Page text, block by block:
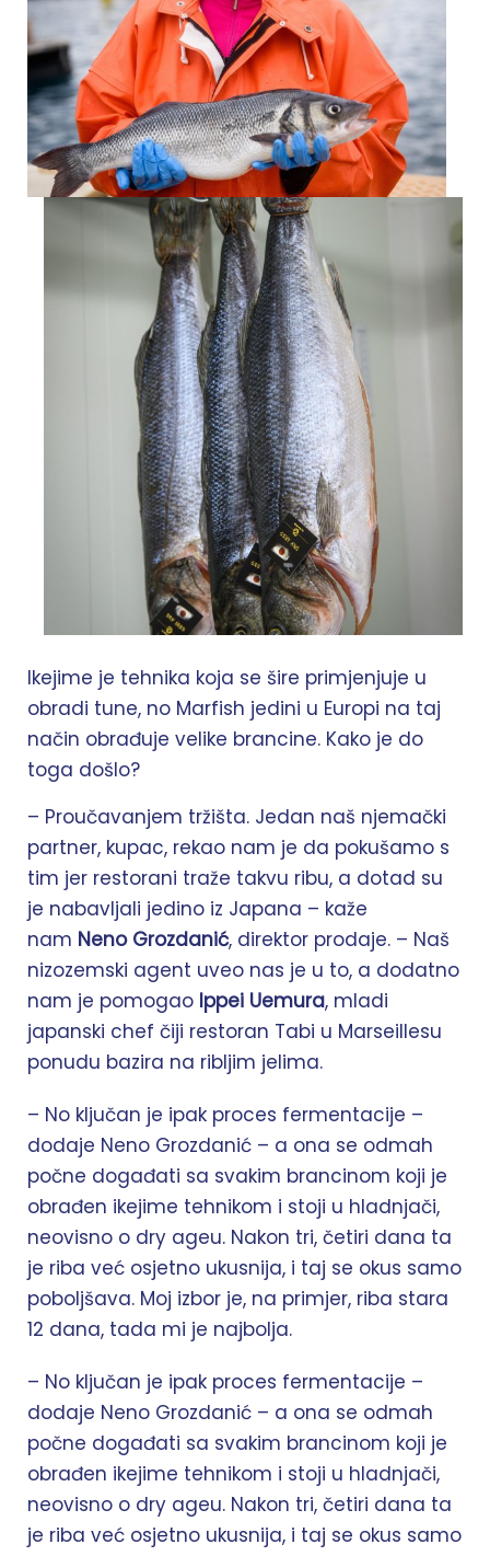
Ikejime je tehnika koja se šire primjenjuje u
obradi tune, no Marfish jedini u Europi na taj
način obrađuje velike brancine. Kako je do
toga došlo?
– Proučavanjem tržišta. Jedan naš njemački
partner, kupac, rekao nam je da pokušamo s
tim jer restorani traže takvu ribu, a dotad su
je nabavljali jedino iz Japana – kaže
nam Neno Grozdanić, direktor prodaje. – Naš
nizozemski agent uveo nas je u to, a dodatno
nam je pomogao Ippei Uemura, mladi
japanski chef čiji restoran Tabi u Marseillesu
ponudu bazira na ribljim jelima.
– No ključan je ipak proces fermentacije –
dodaje Neno Grozdanić – a ona se odmah
počne događati sa svakim brancinom koji je
obrađen ikejime tehnikom i stoji u hladnjači,
neovisno o dry ageu. Nakon tri, četiri dana ta
je riba već osjetno ukusnija, i taj se okus samo
poboljšava. Moj izbor je, na primjer, riba stara
12 dana, tada mi je najbolja.
– No ključan je ipak proces fermentacije –
dodaje Neno Grozdanić – a ona se odmah
počne događati sa svakim brancinom koji je
obrađen ikejime tehnikom i stoji u hladnjači,
neovisno o dry ageu. Nakon tri, četiri dana ta
je riba već osjetno ukusnija, i taj se okus samo